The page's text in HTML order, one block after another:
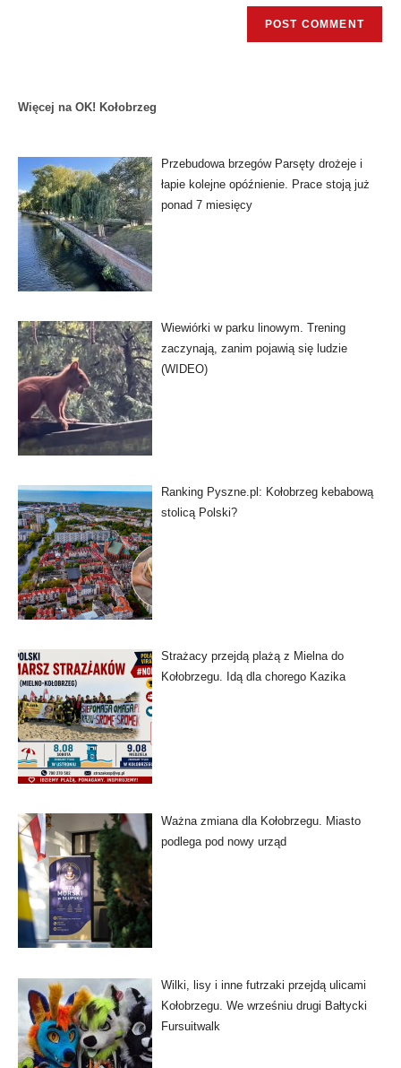
Więcej na OK! Kołobrzeg
Przebudowa brzegów Parsęty drożeje i
łapie kolejne opóźnienie. Prace stoją już
ponad 7 miesięcy
Wiewiórki w parku linowym. Trening
zaczynają, zanim pojawią się ludzie
(WIDEO)
Ranking Pyszne.pl: Kołobrzeg kebabową
stolicą Polski?
Strażacy przejdą plażą z Mielna do
Kołobrzegu. Idą dla chorego Kazika
Ważna zmiana dla Kołobrzegu. Miasto
podlega pod nowy urząd
Wilki, lisy i inne futrzaki przejdą ulicami
Kołobrzegu. We wrześniu drugi Bałtycki
Fursuitwalk